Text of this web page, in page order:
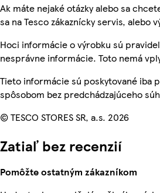
Ak máte nejaké otázky alebo sa
sa na Tesco zákaznícky servis, alebo
Hoci informácie o výrobku sú
nesprávne informácie. Toto nemá
Tieto informácie sú poskytované iba
spôsobom bez predchádzajúceho
© TESCO STORES SR, a.s. 2026
Zatiaľ bez recenzií
Pomôžte ostatným zákazníkom